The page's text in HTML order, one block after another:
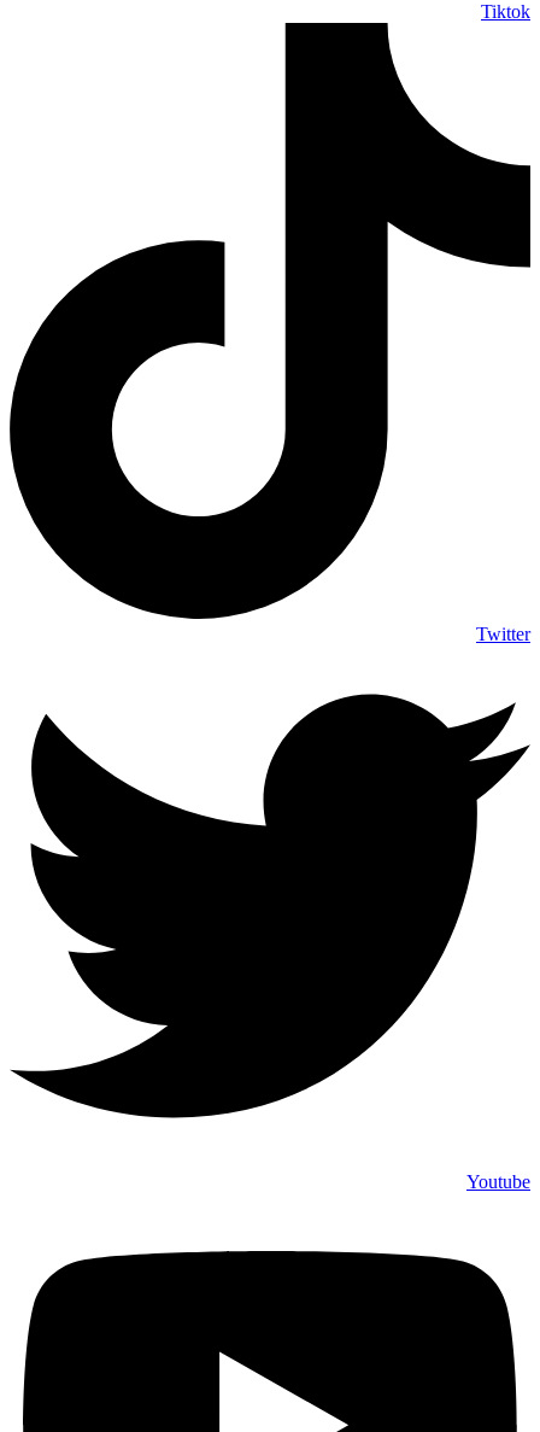
Tiktok
Twitter
Youtube